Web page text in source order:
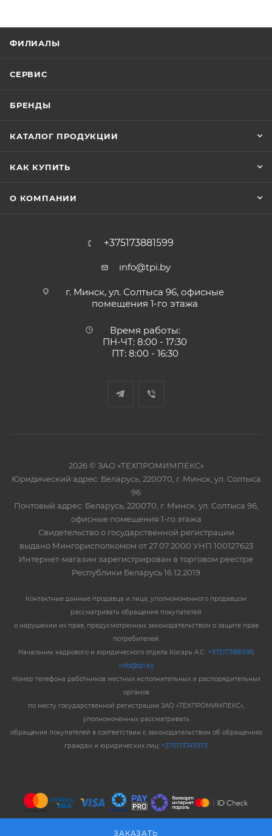
ЗАКАЗАТЬ
ФИЛИАЛЫ
СЕРВИС
БРЕНДЫ
КАТАЛОГ ПРОДУКЦИИ
КАК КУПИТЬ
О КОМПАНИИ
+375173881599
info@tpi.by
г. Минск, ул. Солтыса 96, офисные
помещения 1-го этажа
Время работы:
ПН-ЧТ: 8:00 - 17:30
ПТ: 8:00 - 16:30
2026 © ЗАО «ТЕХПРОМИМПЕКС»
Юридический адрес: Беларусь, 220070, г. Минск, ул. Солтыса
96
Почтовый адрес: Беларусь, 220070, г. Минск, ул. Солтыса 96,
офисные помещения 1-го этажа
Свидетельство о государственной регистрации
выдано Мингорисполкомом от 27.07.2000 УНП 100127623
Интернет-магазин зарегистрирован в торговом реестре
Республики Беларусь 16.12.2019
Контактные данные продавца и лица, уполномоченного продавцом
рассматривать обращения покупателей
о нарушении их прав, предусмотренных законодательством о защите прав
потребителей:
Начальник кадрового и юридического отдела Косарь А.С.: +375173881599,
info@tpi.by
Номер телефона работников местных исполнительных и распорядительных
органов
по месту государственной регистрации ЗАО «ТЕХПРОМИМПЕКС»,
уполномоченных рассматривать
обращения покупателей в соответствии с законодательством об обращениях
граждан и юридических лиц: +375173743973